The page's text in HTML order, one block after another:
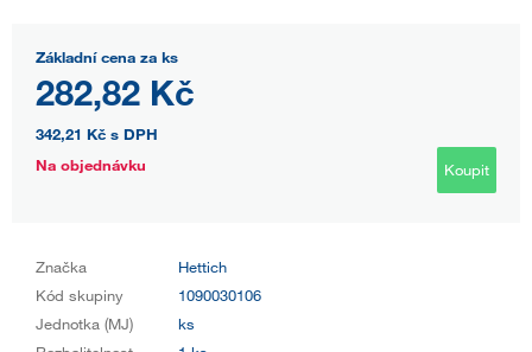
Základní cena za ks
282,82 Kč
342,21 Kč s DPH
Na objednávku
Koupit
Značka
Hettich
Kód skupiny
1090030106
Jednotka (MJ)
ks